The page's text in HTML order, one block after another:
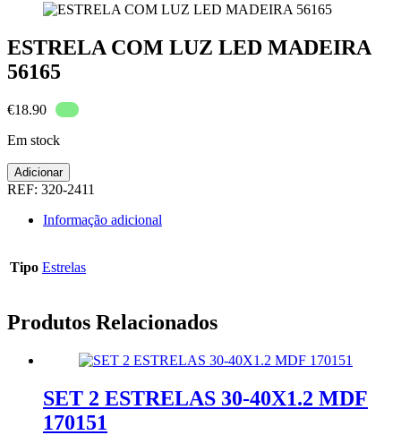
ESTRELA COM LUZ LED MADEIRA
56165
€18.90
Em stock
Quantidade
de
COM
MADEIRA
Adicionar
REF: 320-2411
Informação adicional
Tipo Estrelas
Produtos Relacionados
SET 2 ESTRELAS 30-40X1.2 MDF
170151